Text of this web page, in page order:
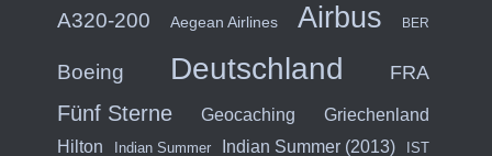
A320-200 Aegean Airlines Airbus BER
Boeing Deutschland FRA
Fünf Sterne Geocaching Griechenland
Hilton Indian Summer Indian Summer (2013) IST